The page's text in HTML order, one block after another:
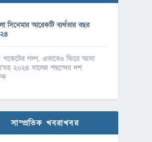
সিনেমার আরেকটি ব্যর্থতার বছর
পকেটের গল্প, এভাবেও ফিরে আসা
২০২৪ সালের পছন্দের দশ
সাম্প্রতিক খবরাখবর